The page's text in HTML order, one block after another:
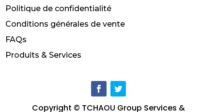
Politique de confidentialité
Conditions générales de vente
FAQs
Produits & Services
Copyright © TCHAOU Group Services &